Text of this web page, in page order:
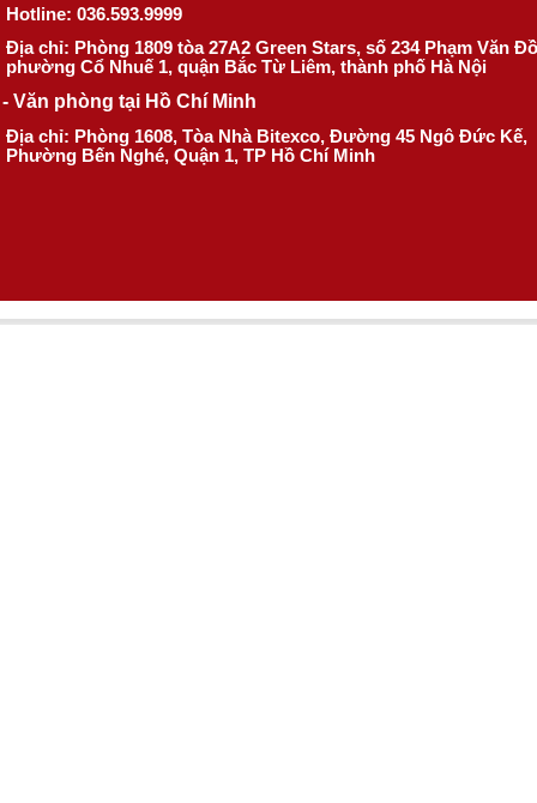
Hotline: 036.593.9999
Địa chỉ: Phòng 1809 tòa 27A2 Green Stars, số 234 Phạm Văn
phường Cổ Nhuế 1, quận Bắc Từ Liêm, thành phố Hà Nội
- Văn phòng tại Hồ Chí Minh
Địa chỉ: Phòng 1608, Tòa Nhà Bitexco, Đường 45 Ngô Đức Kế,
Phường Bến Nghé, Quận 1, TP Hồ Chí Minh